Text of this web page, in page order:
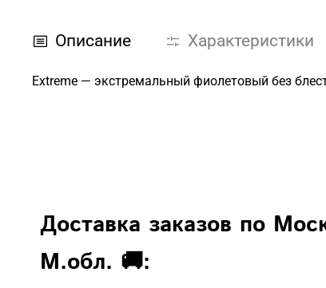
Описание Характеристики
Extreme — экстремальный фиолетовый без
Доставка заказов по
М.обл. 🚚: